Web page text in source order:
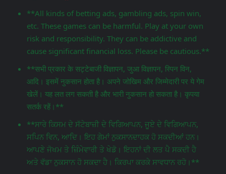
**All kinds of betting ads, gambling ads, spin win,
etc. These games can be harmful. Play at your own
risk and responsibility. They can be addictive and
cause significant financial loss. Please be cautious.**
**सभी प्रकार के सट्टेबाजी विज्ञापन, जुआ विज्ञापन, स्पिन विन,
आदि। इसमें नुकसान होता है। अपने जोखिम और जिम्मेदारी पर ये गेम
खेलें। यह लत लग सकती है और भारी नुकसान हो सकता है। कृपया
सतर्क रहें।**
**ਸਾਰੇ ਕਿਸਮ ਦੇ ਸੱਟੇਬਾਜ਼ੀ ਦੇ ਵਿਗਿਆਪਨ, ਜੂਏ ਦੇ ਵਿਗਿਆਪਨ,
ਸਪਿਨ ਵਿਨ, ਆਦਿ। ਇਹ ਗੇਮਾਂ ਨੁਕਸਾਨਦਾਹਕ ਹੋ ਸਕਦੀਆਂ ਹਨ।
ਆਪਣੇ ਜੋਖਮ ਤੇ ਜ਼ਿੰਮੇਵਾਰੀ ਤੇ ਖੇਡੋ। ਇਹਨਾਂ ਦੀ ਲਤ ਪੈ ਸਕਦੀ ਹੈ
ਅਤੇ ਵੱਡਾ ਨੁਕਸਾਨ ਹੋ ਸਕਦਾ ਹੈ। ਕਿਰਪਾ ਕਰਕੇ ਸਾਵਧਾਨ ਰਹੋ।**